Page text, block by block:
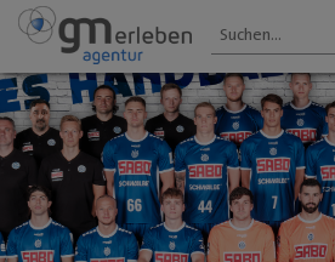
GM ENTDECKEN
Aktuelles
Wir über uns
Gastronomie
Kultur
ANGEBOTE
HEIMAT-JOKER®
FOREST ONE®
vytal® -
Mehrwegsystem